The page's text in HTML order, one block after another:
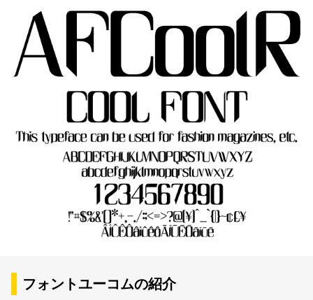
フォントユーコムの紹介